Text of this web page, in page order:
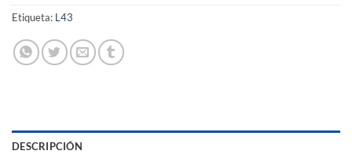
Etiqueta: L43
DESCRIPCIÓN